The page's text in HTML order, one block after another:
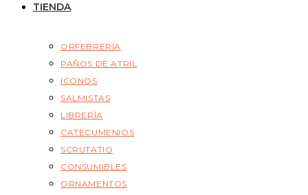
TIENDA
ORFEBRERÍA
PAÑOS DE ATRIL
ICONOS
SALMISTAS
LIBRERÍA
CATECUMENIOS
SCRUTATIO
CONSUMIBLES
ORNAMENTOS